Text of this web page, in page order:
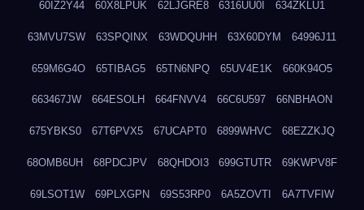
60IZ2Y44 60X8LPUK 62LJGRE8 6316UU0I 634ZKLU1
63MVU7SW 63SPQINX 63WDQUHH 63X60DYM 64996J11
659M6G4O 65TIBAG5 65TN6NPQ 65UV4E1K 660K94O5
663467JW 664ESOLH 664FNVV4 66C6U597 66NBHAON
675YBKS0 67T6PVX5 67UCAPT0 6899WHVC 68EZZKJQ
68OMB6UH 68PDCJPV 68QHDOI3 699GTUTR 69KWPV8F
69LSOT1W 69PLXGPN 69S53RP0 6A5ZOVTI 6A7TVFIW